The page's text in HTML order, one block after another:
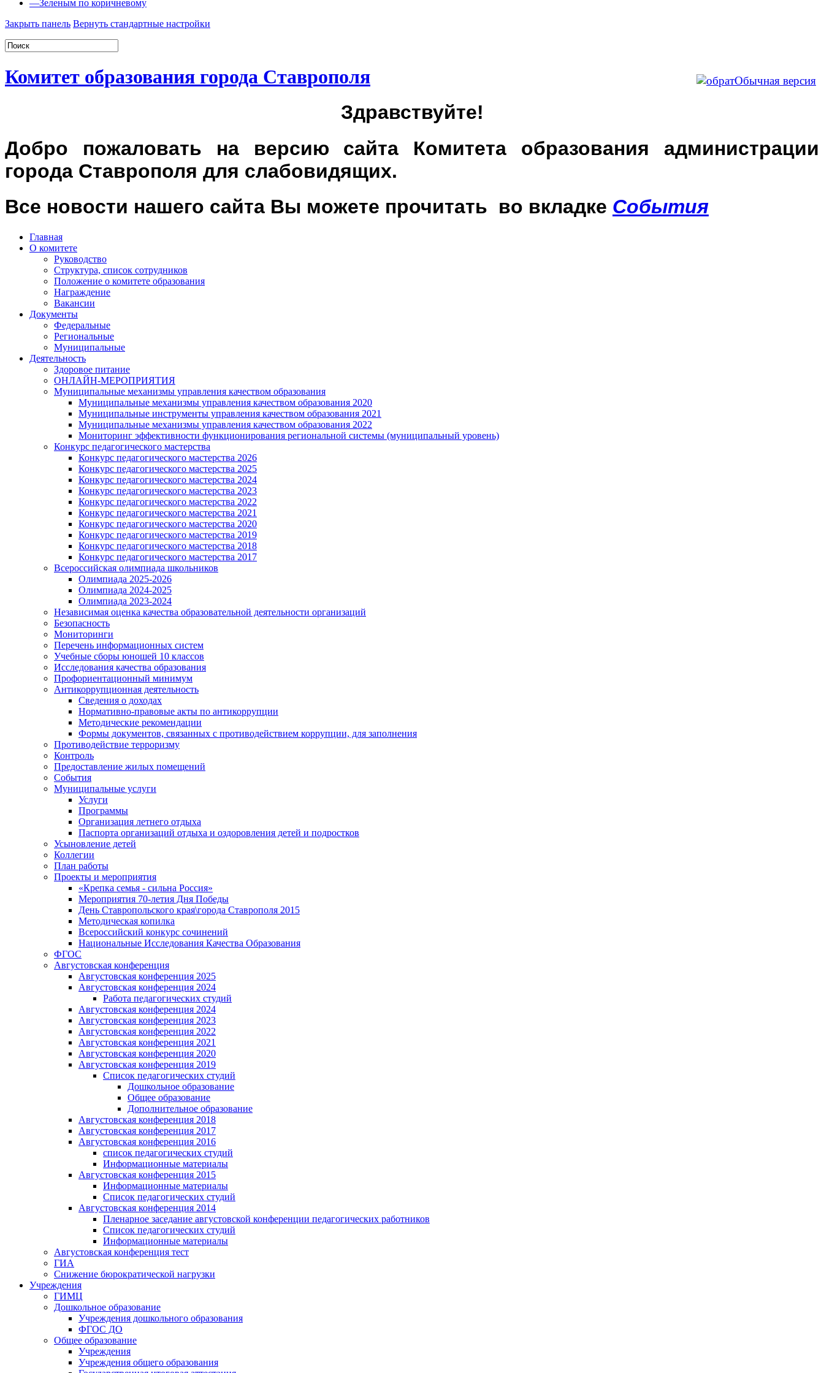
—Зеленым по коричневому
Закрыть панель Вернуть стандартные настройки
Обычная версия
Комитет образования города Ставрополя
Здравствуйте!
Добро пожаловать на версию сайта Комитета образования администрации
города Ставрополя для слабовидящих.
Все новости нашего сайта Вы можете прочитать во вкладке События
Главная
О комитете
Руководство
Структура, список сотрудников
Положение о комитете образования
Награждение
Вакансии
Документы
Федеральные
Региональные
Муниципальные
Деятельность
Здоровое питание
ОНЛАЙН-МЕРОПРИЯТИЯ
Муниципальные механизмы управления качеством образования
Муниципальные механизмы управления качеством образования 2020
Муниципальные инструменты управления качеством образования 2021
Муниципальные механизмы управления качеством образования 2022
Мониторинг эффективности функционирования региональной системы (муниципальный уровень)
Конкурс педагогического мастерства
Конкурс педагогического мастерства 2026
Конкурс педагогического мастерства 2025
Конкурс педагогического мастерства 2024
Конкурс педагогического мастерства 2023
Конкурс педагогического мастерства 2022
Конкурс педагогического мастерства 2021
Конкурс педагогического мастерства 2020
Конкурс педагогического мастерства 2019
Конкурс педагогического мастерства 2018
Конкурс педагогического мастерства 2017
Всероссийская олимпиада школьников
Олимпиада 2025-2026
Олимпиада 2024-2025
Олимпиада 2023-2024
Независимая оценка качества образовательной деятельности организаций
Безопасность
Мониторинги
Перечень информационных систем
Учебные сборы юношей 10 классов
Исследования качества образования
Профориентационный минимум
Антикоррупционная деятельность
Сведения о доходах
Нормативно-правовые акты по антикоррупции
Методические рекомендации
Формы документов, связанных с противодействием коррупции, для заполнения
Противодействие терроризму
Контроль
Предоставление жилых помещений
События
Муниципальные услуги
Услуги
Программы
Организация летнего отдыха
Паспорта организаций отдыха и оздоровления детей и подростков
Усыновление детей
Коллегии
План работы
Проекты и мероприятия
«Крепка семья - сильна Россия»
Мероприятия 70-летия Дня Победы
День Ставропольского края\города Ставрополя 2015
Методическая копилка
Всероссийский конкурс сочинений
Национальные Исследования Качества Образования
ФГОС
Августовская конференция
Августовская конференция 2025
Августовская конференция 2024
Работа педагогических студий
Августовская конференция 2024
Августовская конференция 2023
Августовская конференция 2022
Августовская конференция 2021
Августовская конференция 2020
Августовская конференция 2019
Список педагогических студий
Дошкольное образование
Общее образование
Дополнительное образование
Августовская конференция 2018
Августовская конференция 2017
Августовская конференция 2016
список педагогических студий
Информационные материалы
Августовская конференция 2015
Информационные материалы
Список педагогических студий
Августовская конференция 2014
Пленарное заседание августовской конференции педагогических работников
Список педагогических студий
Информационные материалы
Августовская конференция тест
ГИА
Снижение бюрократической нагрузки
Учреждения
ГИМЦ
Дошкольное образование
Учреждения дошкольного образования
ФГОС ДО
Общее образование
Учреждения
Учреждения общего образования